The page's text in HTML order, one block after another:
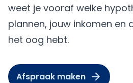
weet je vooraf welke
plannen, jouw inkomen en
het oog hebt.
Afspraak maken